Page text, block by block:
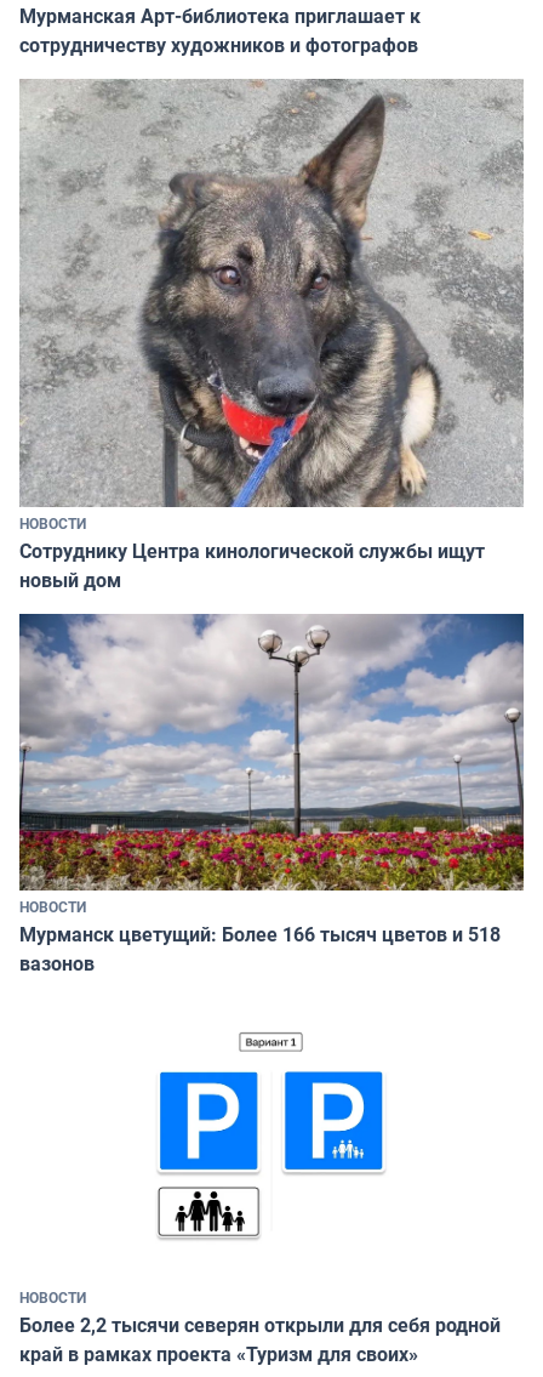
Мурманская Арт-библиотека приглашает к
сотрудничеству художников и фотографов
НОВОСТИ
Сотруднику Центра кинологической службы ищут
новый дом
НОВОСТИ
Мурманск цветущий: Более 166 тысяч цветов и 518
вазонов
НОВОСТИ
Более 2,2 тысячи северян открыли для себя родной
край в рамках проекта «Туризм для своих»